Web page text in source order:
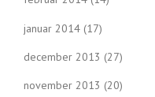
januar 2014 (17)
december 2013 (27)
november 2013 (20)